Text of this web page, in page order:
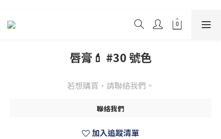
唇膏💄 #30 號色
若想購買，請聯絡我們。
聯絡我們
加入追蹤清單